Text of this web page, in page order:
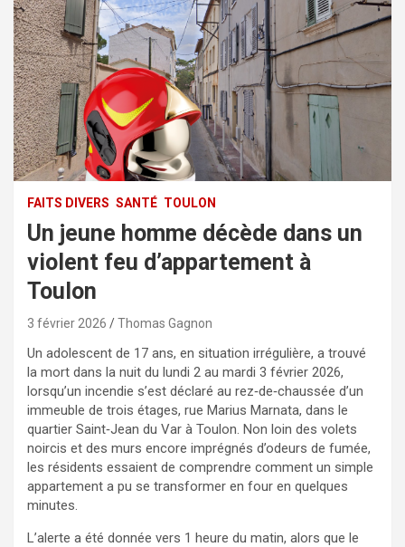
FAITS DIVERS SANTÉ TOULON
Un jeune homme décède dans un
violent feu d’appartement à
Toulon
3 février 2026 Thomas Gagnon
Un adolescent de 17 ans, en situation irrégulière, a trouvé
la mort dans la nuit du lundi 2 au mardi 3 février 2026,
lorsqu’un incendie s’est déclaré au rez‑de‑chaussée d’un
immeuble de trois étages, rue Marius Marnata, dans le
quartier Saint‑Jean du Var à Toulon. Non loin des volets
noircis et des murs encore imprégnés d’odeurs de fumée,
les résidents essaient de comprendre comment un simple
appartement a pu se transformer en four en quelques
minutes.
L’alerte a été donnée vers 1 heure du matin, alors que le